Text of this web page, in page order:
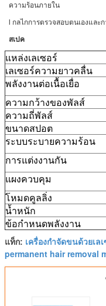
ความร้อนภายใน
l กลไกการตรวจสอบตนเองและ
สเปค
แหล่งเลเซอร์
เลเซอร์ความยาวคลื่น
พลังงานต่อเนื้อเยื่อ
ความกว้างของพัลส์
ความถี่พัลส์
ขนาดสปอต
ระบบระบายความร้อน
การแต่งงานกัน
แผงควบคุม
โหมดคูลลิ่ง
น้ำหนัก
ข้อกำหนดพลังงาน
แท็ก: เครื่องกำจัดขนด้วยเล
permanent hair removal